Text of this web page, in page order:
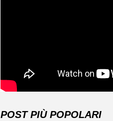
POST PIÙ POPOLARI